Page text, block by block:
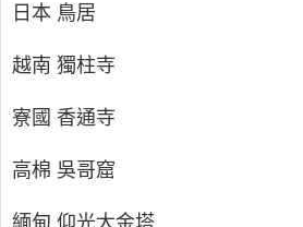
日本 鳥居
越南 獨柱寺
寮國 香通寺
高棉 吳哥窟
緬甸 仰光大金塔